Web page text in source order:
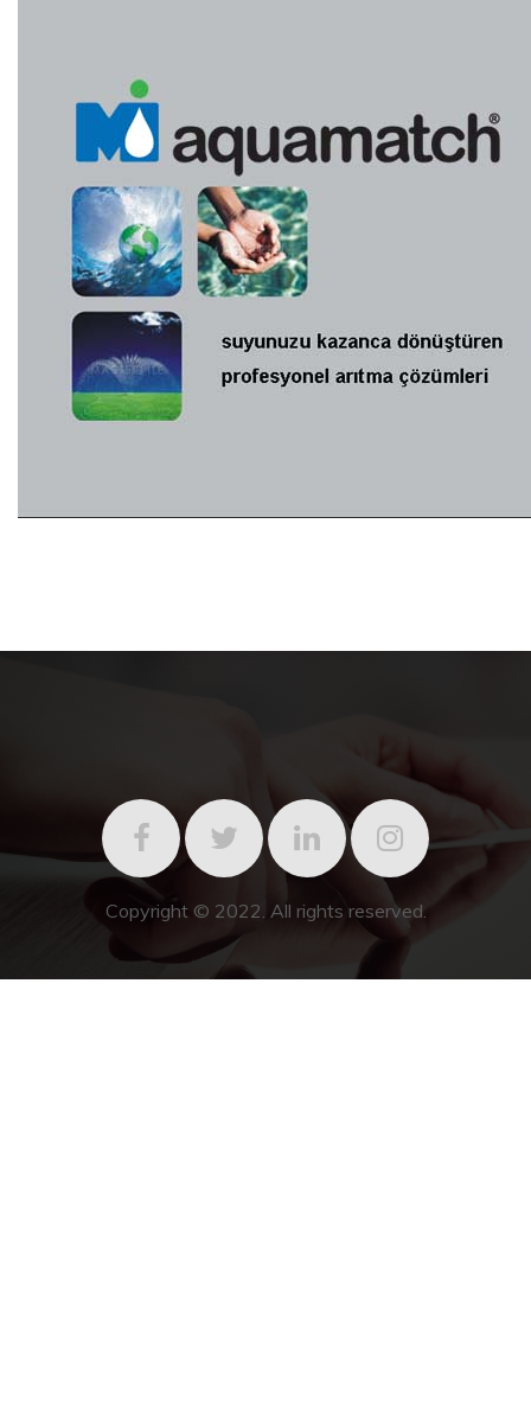
Copyright © 2022. All rights reserved.